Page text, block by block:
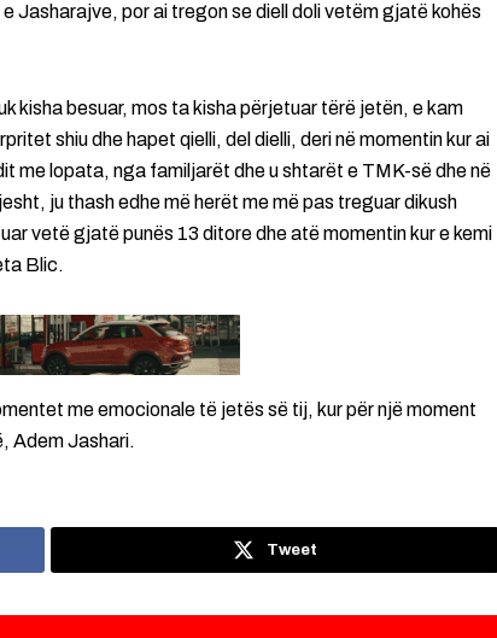
Jasharajve, por ai tregon se diell doli vetëm gjatë kohës
kisha besuar, mos ta kisha përjetuar tërë jetën, e kam
shiu dhe hapet qielli, del dielli, deri në momentin kur ai
me lopata, nga familjarët dhe u shtarët e TMK-së dhe në
ju thash edhe më herët me më pas treguar dikush
vetë gjatë punës 13 ditore dhe atë momentin kur e kemi
Blic.
me emocionale të jetës së tij, kur për një moment
Adem Jashari.
Tweet